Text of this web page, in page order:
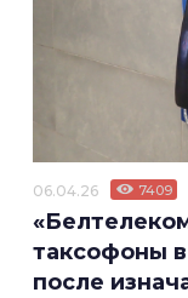
06.04.26 7409
таксофоны
после